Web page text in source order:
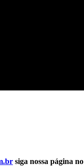
siga nossa página no